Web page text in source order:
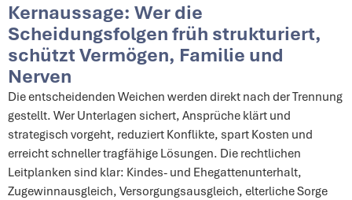
Kernaussage: Wer die
Scheidungsfolgen früh strukturiert,
schützt Vermögen, Familie und
Nerven
Die entscheidenden Weichen werden direkt nach der Trennung
gestellt. Wer Unterlagen sichert, Ansprüche klärt und
strategisch vorgeht, reduziert Konflikte, spart Kosten und
erreicht schneller tragfähige Lösungen. Die rechtlichen
Leitplanken sind klar: Kindes- und Ehegattenunterhalt,
Zugewinnausgleich, Versorgungsausgleich, elterliche Sorge